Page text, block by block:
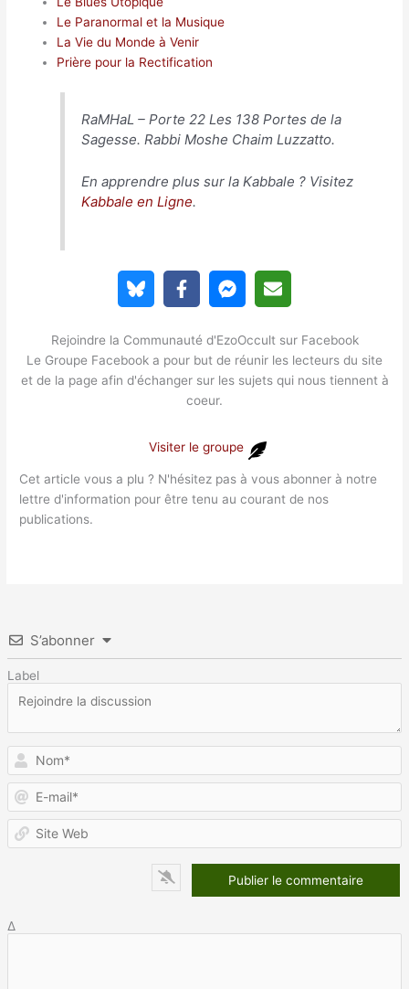
Le Paranormal et la Musique
La Vie du Monde à Venir
Prière pour la Rectification
RaMHaL – Porte 22 Les 138 Portes de la
Sagesse. Rabbi Moshe Chaim Luzzatto.
En apprendre plus sur la Kabbale ? Visitez
Kabbale en Ligne.
Rejoindre la Communauté d'EzoOccult sur Facebook
Le Groupe Facebook a pour but de réunir les lecteurs du site
et de la page afin d'échanger sur les sujets qui nous tiennent à
coeur.
Visiter le groupe
Cet article vous a plu ? N'hésitez pas à vous abonner à notre
lettre d'information pour être tenu au courant de nos
publications.
S’abonner
Label
Δ